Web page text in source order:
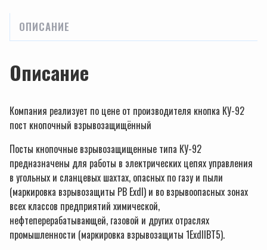
ОПИСАНИЕ
Описание
Компания реализует по цене от производителя кнопка КУ-92
пост кнопочный взрывозащищённый
Посты кнопочные взрывозащищенные типа КУ-92
предназначены для работы в электрических цепях управления
в угольных и сланцевых шахтах, опасных по газу и пыли
(маркировка взрывозащиты РВ ExdI) и во взрывоопасных зонах
всех классов предприятий химической,
нефтеперерабатывающей, газовой и других отраслях
промышленности (маркировка взрывозащиты 1ExdIIВТ5).